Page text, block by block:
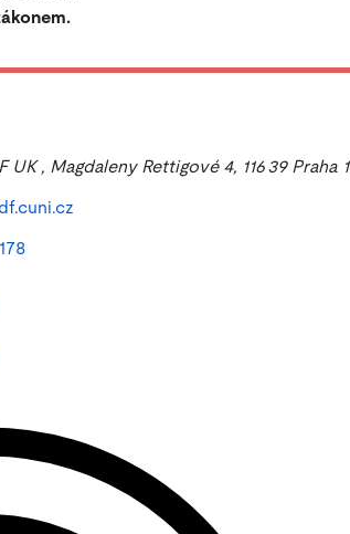
UK, Magdaleny Rettigové 4, 116 39 Praha 1